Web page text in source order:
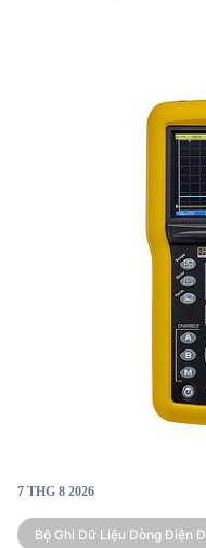
mạnh, điểm yếu và
phẩm, giúp kỹ sư và
7 THG 8 2026
Bộ Ghi Dữ Liệu Dòng Điện